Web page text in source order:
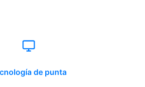
de punta